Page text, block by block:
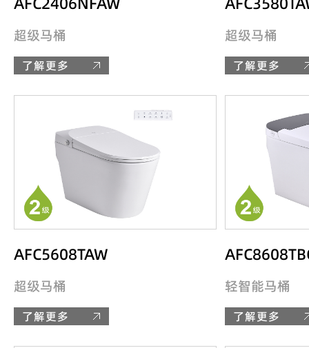
超级马桶
了解更多
超级马桶
了解更多
AFC5608TAW
超级马桶
了解更多
轻智能马桶
了解更多